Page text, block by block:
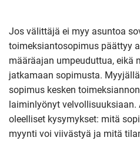
Jos välittäjä ei myy asuntoa
toimeksiantosopimus päättyy
määräajan umpeuduttua, eikä
jatkamaan sopimusta.
sopimus kesken
laiminlyönyt velvollisuuksiaan.
oleelliset kysymykset: mitä
myynti voi viivästyä ja mitä